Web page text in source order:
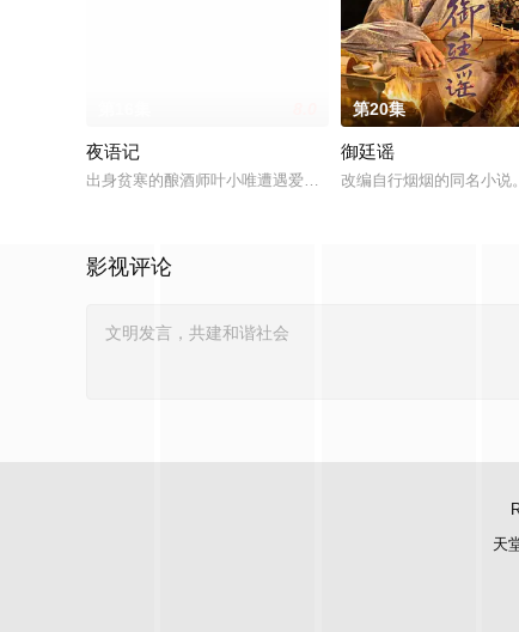
夜语记
出身贫寒的酿酒师叶小唯遭遇爱人程桉、恩师林晚媚的双重背
第20集
御廷谣
改编自行烟烟的同名小说
影视评论
天